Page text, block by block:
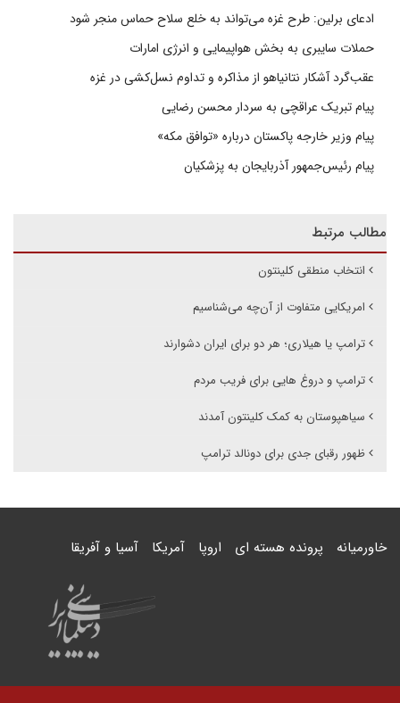
ادعای برلین: طرح غزه می‌تواند به خلع سلاح حماس منجر شود
حملات سایبری به بخش هواپیمایی و انرژی امارات
عقب‌گرد آشکار نتانیاهو از مذاکره و تداوم نسل‌کشی در غزه
پیام تبریک عراقچی به سردار محسن رضایی
پیام وزیر خارجه پاکستان درباره «توافق مکه»
پیام رئیس‌جمهور آذربایجان به پزشکیان
مطالب مرتبط
انتخاب منطقی کلینتون
امریکایی متفاوت از آن‌چه می‌شناسیم
ترامپ یا هیلاری؛ هر دو برای ایران دشوارند
ترامپ و دروغ هایی برای فریب مردم
سیاهپوستان به کمک کلینتون آمدند
ظهور رقبای جدی برای دونالد ترامپ
خاورمیانه پرونده هسته ای اروپا آمریکا آسیا و آفریقا